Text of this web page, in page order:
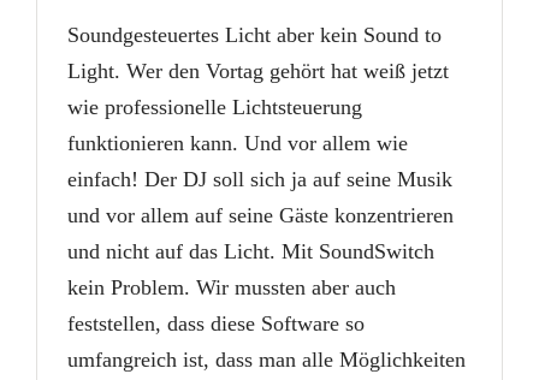
Soundgesteuertes Licht aber kein Sound to
Light. Wer den Vortag gehört hat weiß jetzt
wie professionelle Lichtsteuerung
funktionieren kann. Und vor allem wie
einfach! Der DJ soll sich ja auf seine Musik
und vor allem auf seine Gäste konzentrieren
und nicht auf das Licht. Mit SoundSwitch
kein Problem. Wir mussten aber auch
feststellen, dass diese Software so
umfangreich ist, dass man alle Möglichkeiten